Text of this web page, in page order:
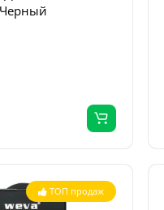
ТОП продаж